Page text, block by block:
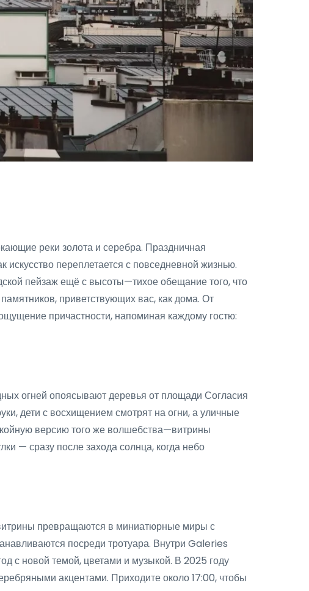
реки золота и серебра. Праздничная
переплетается с повседневной жизнью.
пейзаж ещё с высоты—тихое обещание того, что
приветствующих вас, как дома. От
причастности, напоминая каждому гостю:
огней опоясывают деревья от площади Согласия
дети с восхищением смотрят на огни, а уличные
версию того же волшебства—витрины
— сразу после захода солнца, когда небо
превращаются в миниатюрные миры с
посреди тротуара. Внутри Galeries
с новой темой, цветами и музыкой. В 2025 году
акцентами. Приходите около 17:00, чтобы